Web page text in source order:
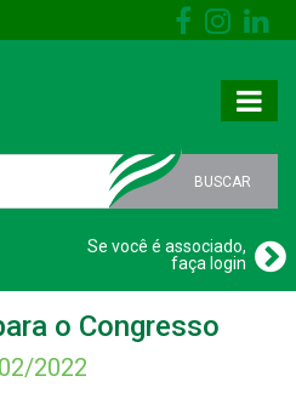
BUSCAR
Se você é associado,
faça login
o Congresso
2022